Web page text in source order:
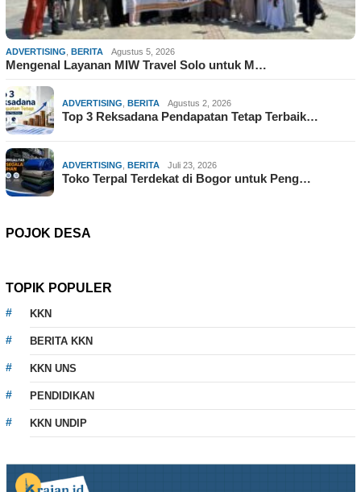
ADVERTISING BERITA Agustus 5, 2026
Mengenal Layanan MIW Travel Solo untuk M…
ADVERTISING BERITA Agustus 2, 2026
Top 3 Reksadana Pendapatan Tetap Terbaik…
ADVERTISING BERITA Juli 23, 2026
Toko Terpal Terdekat di Bogor untuk Peng…
POJOK DESA
TOPIK POPULER
KKN
BERITA KKN
KKN UNS
PENDIDIKAN
KKN UNDIP